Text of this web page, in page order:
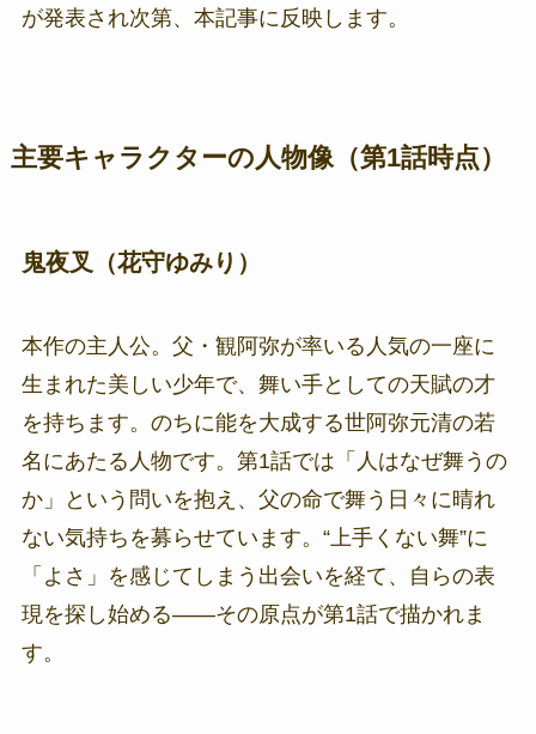
が発表され次第、本記事に反映します。
主要キャラクターの人物像（第1話時点）
鬼夜叉（花守ゆみり）
本作の主人公。父・観阿弥が率いる人気の一座に
生まれた美しい少年で、舞い手としての天賦の才
を持ちます。のちに能を大成する世阿弥元清の若
名にあたる人物です。第1話では「人はなぜ舞うの
か」という問いを抱え、父の命で舞う日々に晴れ
ない気持ちを募らせています。“上手くない舞”に
「よさ」を感じてしまう出会いを経て、自らの表
現を探し始める——その原点が第1話で描かれま
す。